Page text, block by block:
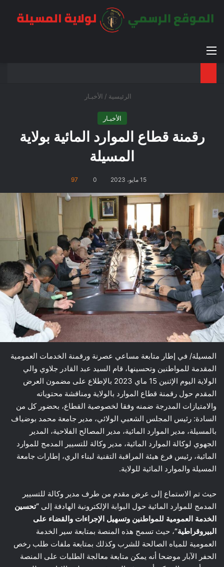
القائمة
الرئيسية / الأخبـار
الأخبـار
رقمنة قطاع الموارد المائية بولاية
المسيلة
15 مايو، 2023 0
97
المسيلة/ في إطار متابعة مساعي عصرنة ورقمنة الخدمات العمومية
المقدمة للمواطنين وتحسينها، قام السيد عبد القادر جلاوي والي
الولاية اليوم الإثنين 15 ماي 2023 بالإطلاع على مضمون العرض
المقدم حول رقمنة قطاع الموارد بالولاية ومناقشة محتوياته
والامتيازات المدرجة ضمنه وفقا لخصوصية القطاع، بحضور كل من
السادة: رئيس المجلس الشعبي الولائي، مدير جامعة محمد بوضياف
بالمسيلة، مدير الموارد المائية، مدير المصالح الفلاحية، المدير
الجهوي لوكالة الموارد المائية، مدير وكالة للتسيير المدمج للموارد
المائية، رئيس فرع هيئة المراقبة التقنية لبناء الري، إطارات جامعة
المسيلة والموارد المائية للولاية.
حيث تم الاستماع إلى عرض مقدم من طرف مدير وكالة للتسيير
المدمج للموارد المائية حول البوابة الإلكترونية الهادفة إلى “تحسين
الخدمة العمومية للمواطنين وتسهيل الإجراءات والقضاء على
البيروقراطية”، حيث تسمح هذه المنصة بمتابعة سير الخدمة
العمومية للمياه الصالحة للشرب وكذلك بمتابعة ملفات طلب رخص
الحفر الآبار موضحا أنه يمكن متابعة معالجة الطلبات على المنصة